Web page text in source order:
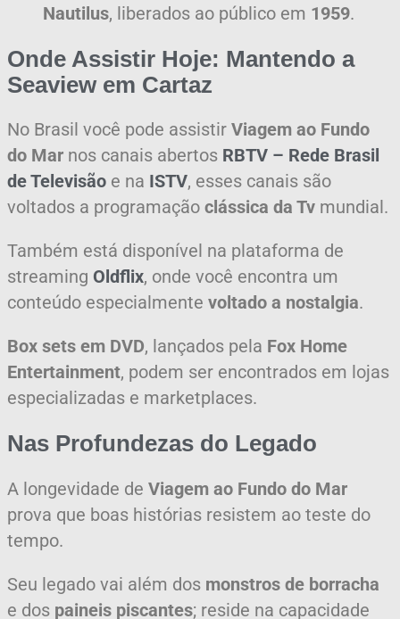
Nautilus, liberados ao público em 1959.
Onde Assistir Hoje: Mantendo a
Seaview em Cartaz
No Brasil você pode assistir Viagem ao Fundo
do Mar nos canais abertos RBTV – Rede Brasil
de Televisão e na ISTV, esses canais são
voltados a programação clássica da Tv mundial.
Também está disponível na plataforma de
streaming Oldflix, onde você encontra um
conteúdo especialmente voltado a nostalgia.
Box sets em DVD, lançados pela Fox Home
Entertainment, podem ser encontrados em lojas
especializadas e marketplaces.
Nas Profundezas do Legado
A longevidade de Viagem ao Fundo do Mar
prova que boas histórias resistem ao teste do
tempo.
Seu legado vai além dos monstros de borracha
e dos paineis piscantes; reside na capacidade